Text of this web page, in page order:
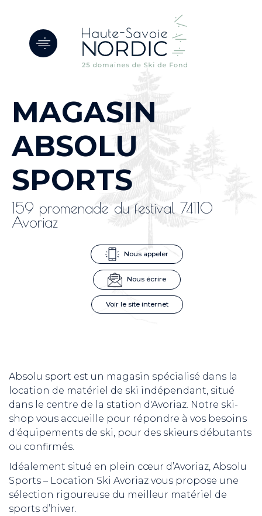
MAGASIN
ABSOLU
SPORTS
159 promenade du festival 74110
Avoriaz
Nous appeler
Nous écrire
Voir le site internet
Absolu sport est un magasin spécialisé dans la
location de matériel de ski indépendant, situé
dans le centre de la station d'Avoriaz. Notre ski-
shop vous accueille pour répondre à vos besoins
d'équipements de ski, pour des skieurs débutants
ou confirmés.
Idéalement situé en plein cœur d’Avoriaz, Absolu
Sports – Location Ski Avoriaz vous propose une
sélection rigoureuse du meilleur matériel de
sports d’hiver.